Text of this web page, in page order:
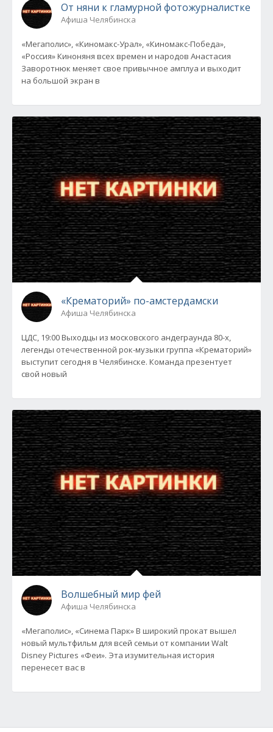
От няни к гламурной фотожурналистке
Афиша Челябинска
«Мегаполис», «Киномакс-Урал», «Киномакс-Победа»,
«Россия» Киноняня всех времен и народов Анастасия
Заворотнюк меняет свое привычное амплуа и выходит
на большой экран в
«Крематорий» по-амстердамски
Афиша Челябинска
ЦДС, 19:00 Выходцы из московского андеграунда 80-х,
легенды отечественной рок-музыки группа «Крематорий»
выступит сегодня в Челябинске. Команда презентует
свой новый
Волшебный мир фей
Афиша Челябинска
«Мегаполис», «Синема Парк» В широкий прокат вышел
новый мультфильм для всей семьи от компании Walt
Disney Pictures «Феи». Эта изумительная история
перенесет вас в